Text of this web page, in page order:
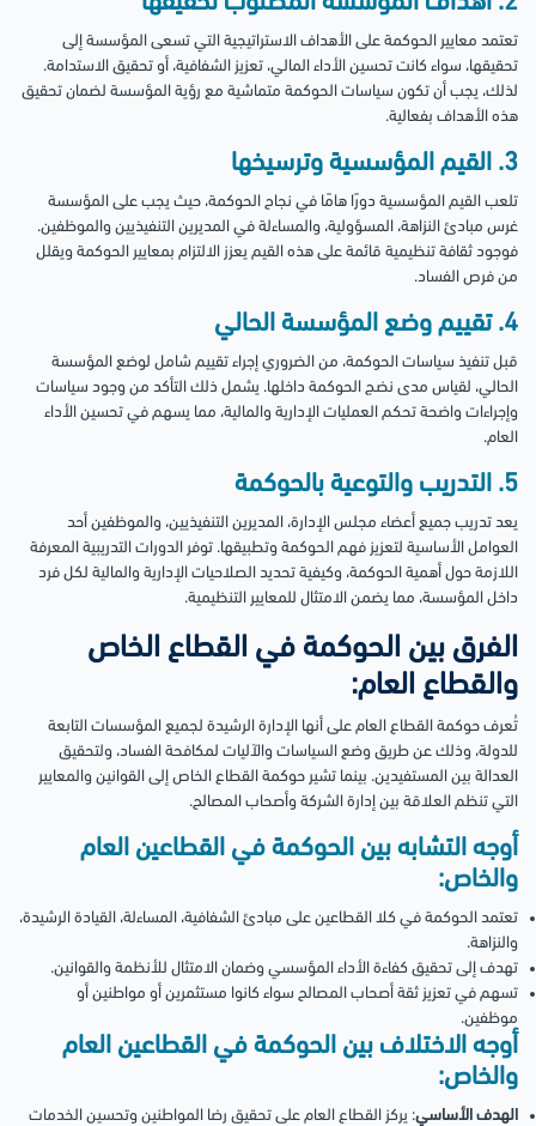
تعتمد معايير الحوكمة على الأهداف الاستراتيجية التي تسعى المؤسسة إلى
تحقيقها، سواء كانت تحسين الأداء المالي، تعزيز الشفافية، أو تحقيق الاستدامة.
لذلك، يجب أن تكون سياسات الحوكمة متماشية مع رؤية المؤسسة لضمان تحقيق
هذه الأهداف بفعالية.
3. القيم المؤسسية وترسيخها
تلعب القيم المؤسسية دورًا هامًا في نجاح الحوكمة، حيث يجب على المؤسسة
غرس مبادئ النزاهة، المسؤولية، والمساءلة في المديرين التنفيذيين والموظفين.
فوجود ثقافة تنظيمية قائمة على هذه القيم يعزز الالتزام بمعايير الحوكمة ويقلل
من فرص الفساد.
4. تقييم وضع المؤسسة الحالي
قبل تنفيذ سياسات الحوكمة، من الضروري إجراء تقييم شامل لوضع المؤسسة
الحالي، لقياس مدى نضج الحوكمة داخلها. يشمل ذلك التأكد من وجود سياسات
وإجراءات واضحة تحكم العمليات الإدارية والمالية، مما يسهم في تحسين الأداء
العام.
5. التدريب والتوعية بالحوكمة
يعد تدريب جميع أعضاء مجلس الإدارة، المديرين التنفيذيين، والموظفين أحد
العوامل الأساسية لتعزيز فهم الحوكمة وتطبيقها. توفر الدورات التدريبية المعرفة
اللازمة حول أهمية الحوكمة، وكيفية تحديد الصلاحيات الإدارية والمالية لكل فرد
داخل المؤسسة، مما يضمن الامتثال للمعايير التنظيمية.
الفرق بين الحوكمة في القطاع الخاص
والقطاع العام:
تُعرف حوكمة القطاع العام على أنها الإدارة الرشيدة لجميع المؤسسات التابعة
للدولة، وذلك عن طريق وضع السياسات والآليات لمكافحة الفساد، ولتحقيق
العدالة بين المستفيدين. بينما تشير حوكمة القطاع الخاص إلى القوانين والمعايير
التي تنظم العلاقة بين إدارة الشركة وأصحاب المصالح.
أوجه التشابه بين الحوكمة في القطاعين العام
والخاص:
تعتمد الحوكمة في كلا القطاعين على مبادئ الشفافية، المساءلة، القيادة الرشيدة،
والنزاهة.
تهدف إلى تحقيق كفاءة الأداء المؤسسي وضمان الامتثال للأنظمة والقوانين.
تسهم في تعزيز ثقة أصحاب المصالح سواء كانوا مستثمرين أو مواطنين أو
موظفين.
أوجه الاختلاف بين الحوكمة في القطاعين العام
والخاص:
الهدف الأساسي: يركز القطاع العام على تحقيق رضا المواطنين وتحسين الخدمات